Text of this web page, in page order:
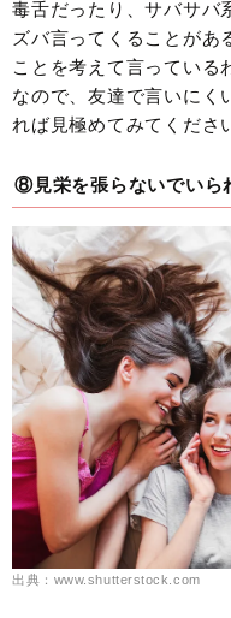
毒舌だったり、サバサバ
ズバ言ってくることがあ
ことを考えて言っている
なので、友達で言いにく
れば見極めてみてくださ
⑧見栄を張らないでいら
出典：www.shutterstock.com